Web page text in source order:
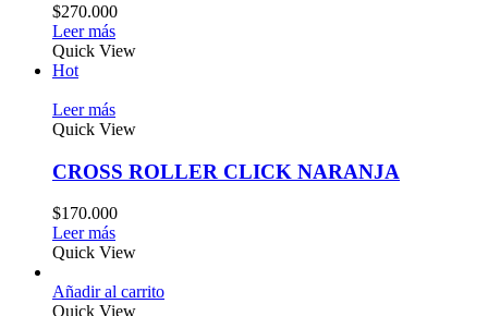
$270.000
Leer más
Quick View
Hot
Leer más
Quick View
CROSS ROLLER CLICK NARANJA
$170.000
Leer más
Quick View
Añadir al carrito
Quick View